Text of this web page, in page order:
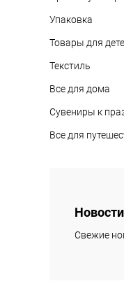
Упаковка
Товары для
Текстиль
Все для дома
Сувениры к
Все для
Свежие